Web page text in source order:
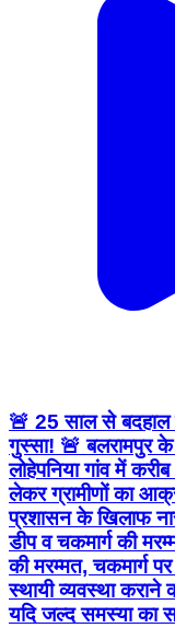
🚨 25 साल से बदहाल
गुस्सा! 🚨 बलरामपुर
लोहेपनिया गांव में
लेकर ग्रामीणों का
प्रशासन के खिलाफ
डीप व चकमार्ग की
की मरम्मत, चकमार्ग
स्थायी व्यवस्था कराने
यदि जल्द समस्या का